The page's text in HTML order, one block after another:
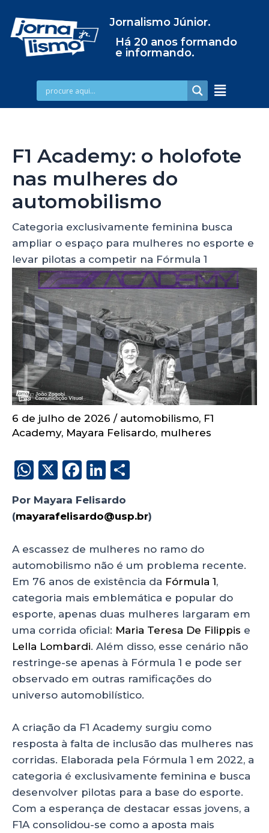
Jornalismo Júnior.
Há 20 anos formando
e informando.
F1 Academy: o holofote
nas mulheres do
automobilismo
Categoria exclusivamente feminina busca
ampliar o espaço para mulheres no esporte e
levar pilotas a competir na Fórmula 1
6 de julho de 2026 / automobilismo, F1
Academy, Mayara Felisardo, mulheres
W
a
ts
A
p
p
X
F
c
e
b
o
o
k
Li
k
e
dI
n
a
re
Por Mayara Felisardo
(mayarafelisardo@usp.br)
A escassez de mulheres no ramo do
automobilismo não é um problema recente.
Em 76 anos de existência da Fórmula 1,
categoria mais emblemática e popular do
esporte, apenas duas mulheres largaram em
uma corrida oficial: Maria Teresa De Filippis e
Lella Lombardi. Além disso, esse cenário não
restringe-se apenas à Fórmula 1 e pode ser
observado em outras ramificações do
universo automobilístico.
A criação da F1 Academy surgiu como
resposta à falta de inclusão das mulheres nas
corridas. Elaborada pela Fórmula 1 em 2022, a
categoria é exclusivamente feminina e busca
desenvolver pilotas para a base do esporte.
Com a esperança de destacar essas jovens, a
F1A consolidou-se como a aposta mais